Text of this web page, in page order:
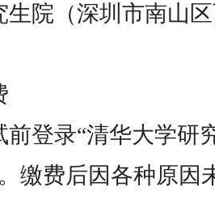
生院（深圳市南山
登录“清华大学研
缴费后因各种原因